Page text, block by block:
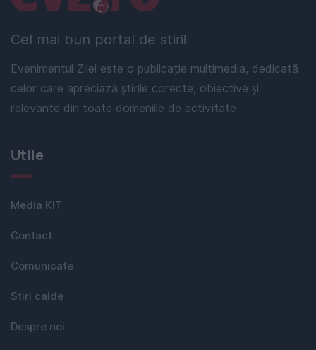
Cel mai bun portal de stiri!
Evenimentul Zilei este o publicație multimedia, dedicată
celor care apreciază știrile corecte, obiective și
relevante din toate domeniile de activitate
Utile
Media KIT
Contact
Comunicate
Stiri calde
Despre noi